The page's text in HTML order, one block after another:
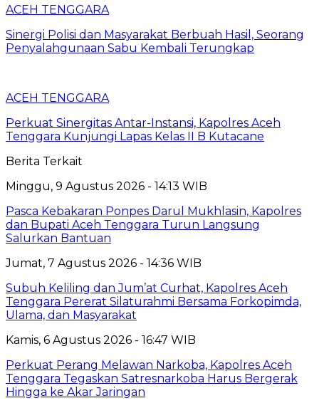
ACEH TENGGARA
Sinergi Polisi dan Masyarakat Berbuah Hasil, Seorang
Penyalahgunaan Sabu Kembali Terungkap
ACEH TENGGARA
Perkuat Sinergitas Antar-Instansi, Kapolres Aceh
Tenggara Kunjungi Lapas Kelas II B Kutacane
Berita Terkait
Minggu, 9 Agustus 2026 - 14:13 WIB
Pasca Kebakaran Ponpes Darul Mukhlasin, Kapolres
dan Bupati Aceh Tenggara Turun Langsung
Salurkan Bantuan
Jumat, 7 Agustus 2026 - 14:36 WIB
Subuh Keliling dan Jum’at Curhat, Kapolres Aceh
Tenggara Pererat Silaturahmi Bersama Forkopimda,
Ulama, dan Masyarakat
Kamis, 6 Agustus 2026 - 16:47 WIB
Perkuat Perang Melawan Narkoba, Kapolres Aceh
Tenggara Tegaskan Satresnarkoba Harus Bergerak
Hingga ke Akar Jaringan